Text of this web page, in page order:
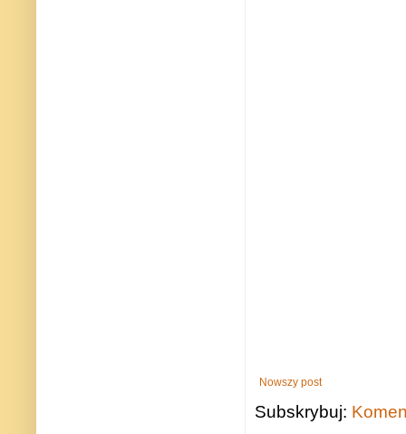
Nowszy post
Subskrybuj: